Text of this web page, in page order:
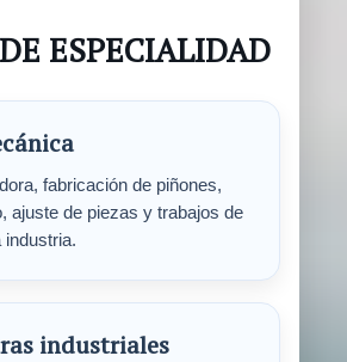
ESPECIALIDAD
fabricación de piñones,
ajuste de piezas y trabajos de
industria.
industriales